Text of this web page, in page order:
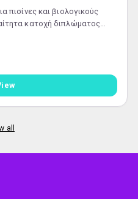
πισίνες και βιολογικούς
κατοχή διπλώματος
all